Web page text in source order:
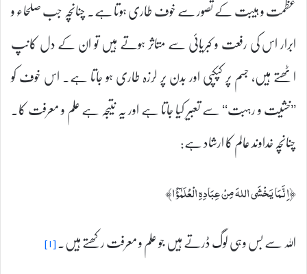
عظمت و ہیبت کے تصور سے خوف طاری ہوتا ہے۔ چنانچہ جب صلحاء و
ابرار اس کی رفعت و کبریائی سے متاثر ہوتے ہیں تو ان کے دل کانپ
اٹھتے ہیں، جسم پر کپکپی اور بدن پر لرزہ طاری ہو جاتا ہے۔ اس خوف کو
’’خشیت و رہبت‘‘ سے تعبیر کیا جاتا ہے اور یہ نتیجہ ہے علم و معرفت کا۔
چنانچہ خداوند عالم کا ارشاد ہے:
﴿اِنَّمَا يَخْشَى اللہَ مِنْ عِبَادِہِ الْعُلَمٰۗؤُا﴾
اللہ سے بس وہی لوگ ڈرتے ہیں جو علم و معرفت رکھتے ہیں۔[۱]